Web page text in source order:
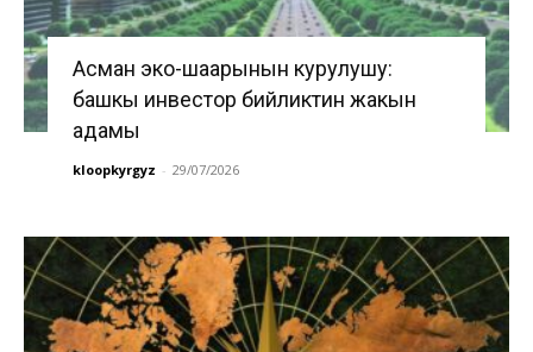
Асман эко-шаарынын курулушу:
башкы инвестор бийликтин жакын
адамы
kloopkyrgyz - 29/07/2026